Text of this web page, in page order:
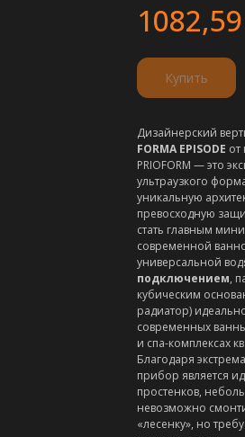
1082,59
Купить
Дизайнерский
FORMA EPISODE от
PRIOFORM — это
ультраузкого
уникальную
превосходную
стать главным
современной
универсальной
подключением,
кубическим
радиатор)
современных
и спа-комплексах
Благодаря
прибор является
простенков,
невозможно
«лесенку», но